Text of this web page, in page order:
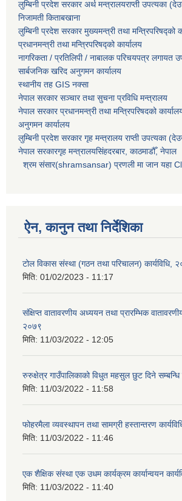
लुम्बिनी प्रदेश सरकार अर्थ मन्त्रालयराप्ती उपत्यका
निजामती किताबखाना
लुम्बिनी प्रदेश सरकार मुख्यमन्त्री तथा मन्त्रिपरिषद्को
प्रधानमन्त्री तथा मन्त्रिपरिषद्को कार्यालय
नागरिकता / प्रतिलिपी / नाबालक परिचयपत्र लगायत
सार्बजनिक खरिद अनुगमन कार्यालय
स्थानीय तह GIS नक्सा
नेपाल सरकारसञ्चार तथा सुचना प्रविधि मन्त्रालय
नेपाल सरकार प्रधानमन्त्री तथा मन्त्रिपरिषदको
अनुगमन कार्यालय
लुम्बिनी प्रदेश सरकार गृह मन्त्रालय राप्ती उपत्यका
नेपाल सरकारगृह मन्त्रालयसिंहदरबार, काठमाडौँ, नेपाल
श्रम संसार(shramsansar) प्रणली मा जान यहा
ऐन, कानुन तथा निर्देशिका
टोल विकास संस्था (गठन तथा परिचालन) कार्यविधि,
मिति: 01/02/2023 - 11:17
संक्षिप्त वातावरणीय अध्ययन तथा प्रारम्भिक
२०७९
मिति: 11/03/2022 - 12:05
रुरुक्षेत्र गाउँपालिकाको विधुत महसुल छुट दिने सम्बन्धि
मिति: 11/03/2022 - 11:58
फोहरमैला व्यवस्थापन तथा सामग्री हस्तान्तरण
मिति: 11/03/2022 - 11:46
एक शैक्षिक संस्था एक उधम कार्यक्रम कार्यान्वयन
मिति: 11/03/2022 - 11:40